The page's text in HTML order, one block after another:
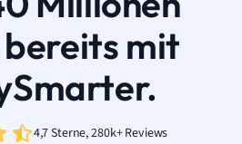
mit
4,7 Sterne, 280k+ Reviews